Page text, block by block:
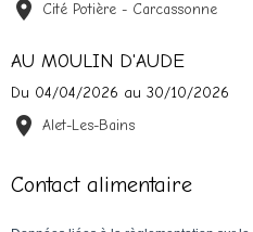
Cité Potière - Carcassonne
AU MOULIN D'AUDE
Du 04/04/2026 au 30/10/2026
Alet-Les-Bains
Contact alimentaire